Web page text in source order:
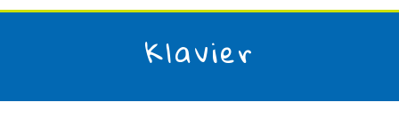
Klavier